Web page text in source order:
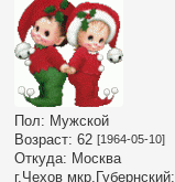
Пол: Мужской
Возраст: 62 [1964-05-10]
Откуда: Москва
г.Чехов мкр.Губернский: